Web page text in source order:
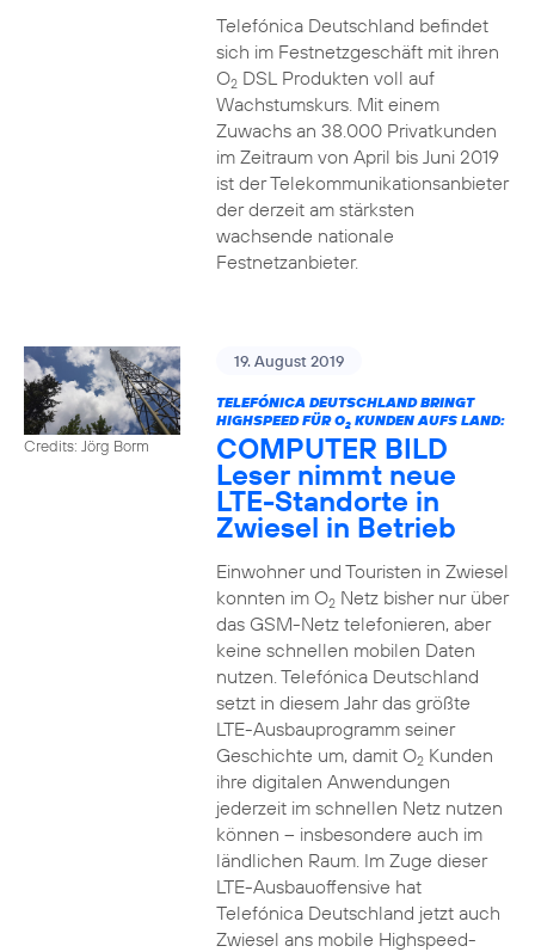
Telefónica Deutschland befindet
sich im Festnetzgeschäft mit ihren
O2DSL Produkten voll auf
Wachstumskurs. Mit einem
Zuwachs an 38.000 Privatkunden
im Zeitraum von April bis Juni 2019
ist der Telekommunikationsanbieter
der derzeit am stärksten
wachsende nationale
Festnetzanbieter.
Credits: Jörg Borm
19. August 2019
TELEFÓNICA DEUTSCHLAND BRINGT
HIGHSPEED FÜR O2KUNDEN AUFS LAND:
COMPUTER BILD
Leser nimmt neue
LTE-Standorte in
Zwiesel in Betrieb
Einwohner und Touristen in Zwiesel
konnten im O2Netz bisher nur über
das GSM-Netz telefonieren, aber
keine schnellen mobilen Daten
nutzen. Telefónica Deutschland
setzt in diesem Jahr das größte
LTE-Ausbauprogramm seiner
Geschichte um, damit O2Kunden
ihre digitalen Anwendungen
jederzeit im schnellen Netz nutzen
können – insbesondere auch im
ländlichen Raum. Im Zuge dieser
LTE-Ausbauoffensive hat
Telefónica Deutschland jetzt auch
Zwiesel ans mobile Highspeed-